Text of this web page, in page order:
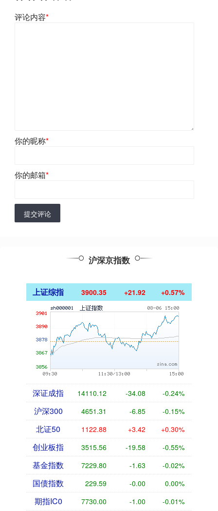
评论内容*
你的昵称*
你的邮箱*
提交评论
沪深京指数
上证综指 3900.35 +21.92 +0.57%
深证成指 14110.12 -34.08 -0.24%
沪深300 4651.31 -6.85 -0.15%
北证50 1122.88 +3.42 +0.30%
创业板指 3515.56 -19.58 -0.55%
基金指数 7229.80 -1.63 -0.02%
国债指数 229.59 -0.00 0.00%
期指IC0 7730.00 -1.00 -0.01%